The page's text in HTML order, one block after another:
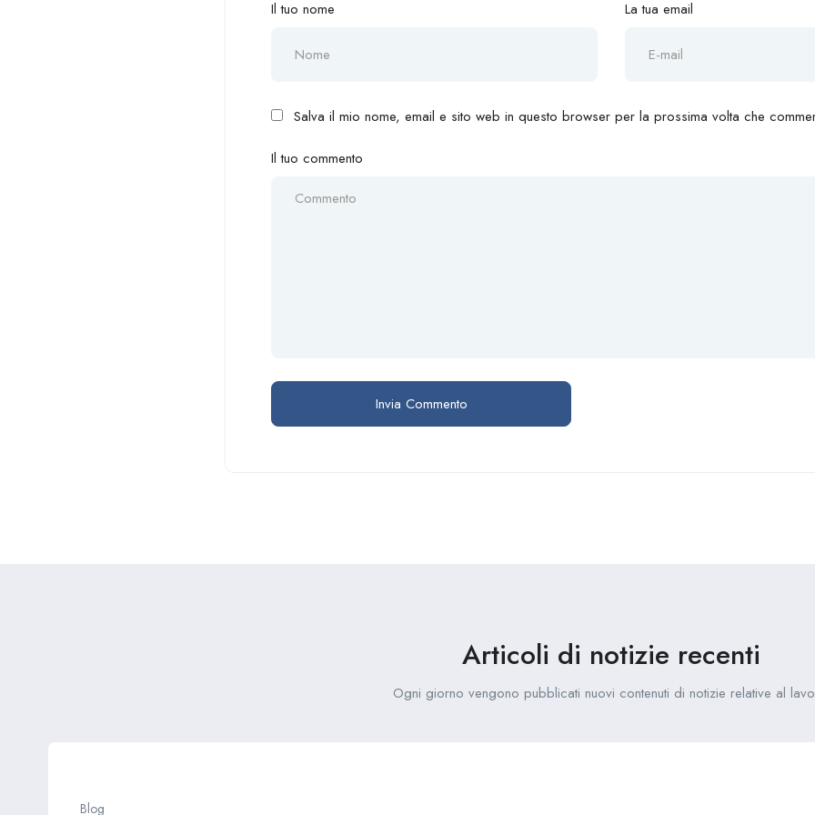
Il tuo nome La tua email
Salva il mio nome, email e sito web in questo browser per la prossima volta che
Il tuo commento
Articoli di notizie recenti
Ogni giorno vengono pubblicati nuovi contenuti di notizie relative al
Blog